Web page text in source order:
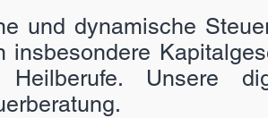
und dynamische
insbesondere
Unsere